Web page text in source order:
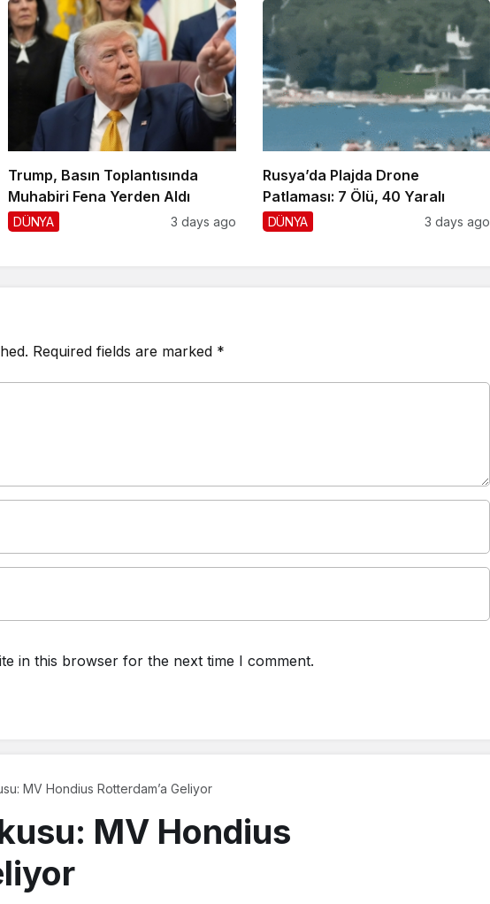
Trump, Basın Toplantısında
Muhabiri Fena Yerden Aldı
DÜNYA 3 days ago
Rusya’da Plajda Drone
Patlaması: 7 Ölü, 40 Yaralı
DÜNYA 3 days ago
Required fields are marked *
in this browser for the next time I comment.
MV Hondius Rotterdam’a Geliyor
MV Hondius